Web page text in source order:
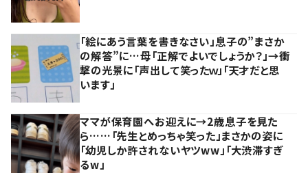
「絵にあう言葉を書きなさい」息子の”まさか
の解答”に…母「正解でよいでしょうか？」→衝
撃の光景に「声出して笑ったｗ」「天才だと思
います」
ママが保育園へお迎えに→2歳息子を見た
ら……「先生とめっちゃ笑った」まさかの姿に
「幼児しか許されないヤツww」「大渋滞すぎ
るw」